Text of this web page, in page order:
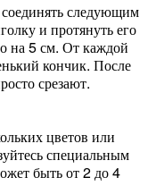
следующим
и протянуть его
на 5 см. От каждой
кончик. После
срезают.
цветов или
специальным
быть от 2 до 4